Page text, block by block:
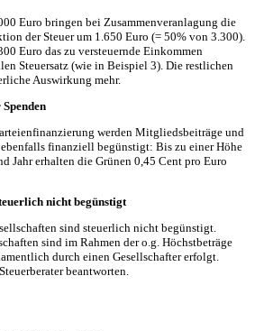
Euro bringen bei Zusammenveranlagung die
der Steuer um 1.650 Euro (= 50% von 3.300).
Euro das zu versteuernde Einkommen
Steuersatz (wie in Beispiel 3). Die restlichen
Auswirkung mehr.
werden Mitgliedsbeiträge und
finanziell begünstigt: Bis zu einer Höhe
Jahr erhalten die Grünen 0,45 Cent pro Euro
nicht begünstigt
sind steuerlich nicht begünstigt.
sind im Rahmen der o.g. Höchstbeträge
durch einen Gesellschafter erfolgt.
beantworten.